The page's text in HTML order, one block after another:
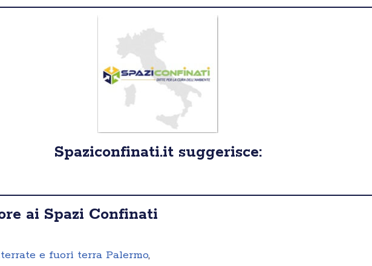
Spaziconfinati.it suggerisce:
ai Spazi Confinati
e fuori terra Palermo,